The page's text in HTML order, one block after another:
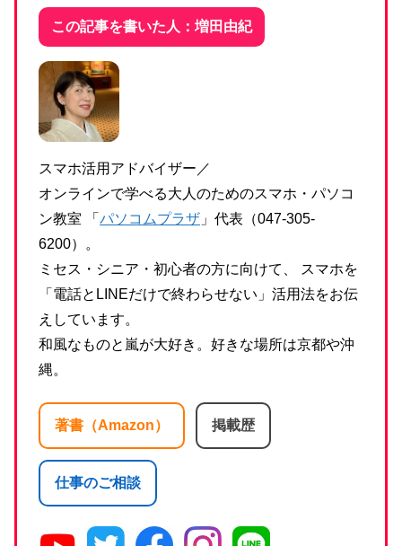
この記事を書いた人：増田由紀
スマホ活用アドバイザー／
オンラインで学べる大人のためのスマホ・パソコ
ン教室 「 パソコムプラザ 」代表（047-305-
6200）。
ミセス・シニア・初心者の方に向けて、 スマホを
「電話とLINEだけで終わらせない」活用法をお伝
えしています。
和風なものと嵐が大好き。好きな場所は京都や沖
縄。
著書（Amazon） 掲載歴
仕事のご相談